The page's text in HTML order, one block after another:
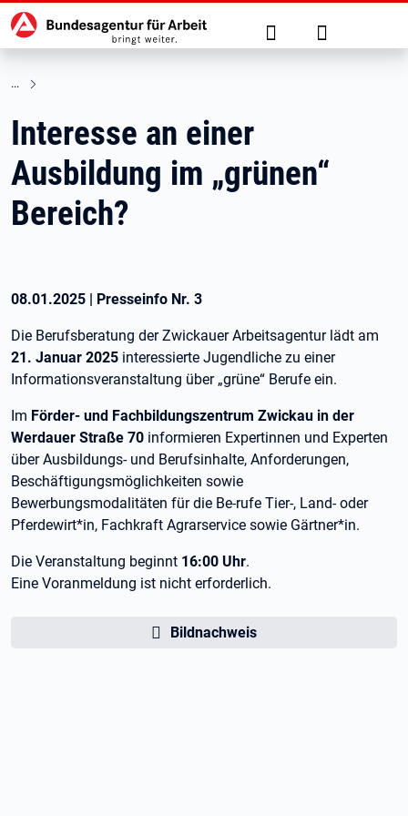
zu den Hauptinhalten springen
Hauptnavigation Suche Anmelden
Interesse an einer
Ausbildung im „grünen“
Bereich?
08.01.2025 | Presseinfo Nr. 3
Die Berufsberatung der Zwickauer Arbeitsagentur lädt am
21. Januar 2025 interessierte Jugendliche zu einer
Informationsveranstaltung über „grüne“ Berufe ein.
Im Förder- und Fachbildungszentrum Zwickau in der
Werdauer Straße 70 informieren Expertinnen und Experten
über Ausbildungs- und Berufsinhalte, Anforderungen,
Beschäftigungsmöglichkeiten sowie
Bewerbungsmodalitäten für die Be-rufe Tier-, Land- oder
Pferdewirt*in, Fachkraft Agrarservice sowie Gärtner*in.
Die Veranstaltung beginnt 16:00 Uhr.
Eine Voranmeldung ist nicht erforderlich.
Bildnachweis